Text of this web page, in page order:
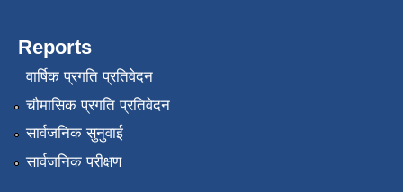
Reports
वार्षिक प्रगति प्रतिवेदन
चौमासिक प्रगति प्रतिवेदन
सार्वजनिक सुनुवाई
सार्वजनिक परीक्षण